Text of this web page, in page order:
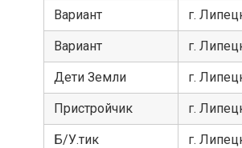
Вариант г.
Вариант г.
Дети Земли г.
Пристройчик г.
Б/У.тик г.